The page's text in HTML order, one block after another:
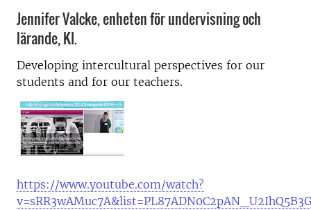
Jennifer Valcke, enheten för undervisning och
lärande, KI.
Developing intercultural perspectives for our
students and for our teachers.
https://www.youtube.com/watch?